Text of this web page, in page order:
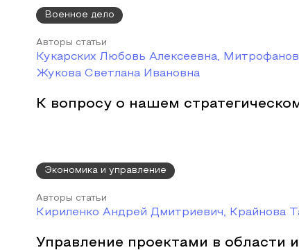
Военное дело
Авторы статьи
Кукарских Любовь Алексеевна,
Жукова Светлана Ивановна
К вопросу о нашем
Экономика и управление
Авторы статьи
Кириленко Андрей Дмитриевич, Крайнова
Управление проектами в области